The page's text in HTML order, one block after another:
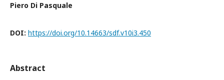
Piero Di Pasquale
DOI: https://doi.org/10.14663/sdf.v10i3.450
Abstract